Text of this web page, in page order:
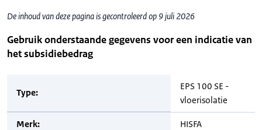
De inhoud van deze pagina is gecontroleerd op 9 juli 2026
Gebruik onderstaande gegevens voor een indicatie van
het subsidiebedrag
Type:
EPS 100 SE -
vloerisolatie
Merk: HISFA